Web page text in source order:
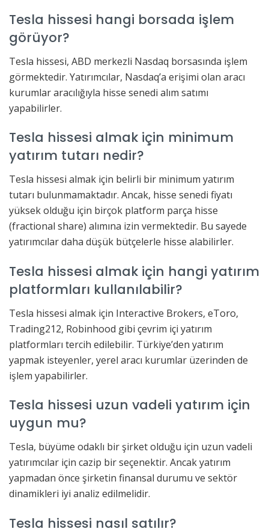
Tesla hissesi hangi borsada işlem
görüyor?
Tesla hissesi, ABD merkezli Nasdaq borsasında işlem
görmektedir. Yatırımcılar, Nasdaq’a erişimi olan aracı
kurumlar aracılığıyla hisse senedi alım satımı
yapabilirler.
Tesla hissesi almak için minimum
yatırım tutarı nedir?
Tesla hissesi almak için belirli bir minimum yatırım
tutarı bulunmamaktadır. Ancak, hisse senedi fiyatı
yüksek olduğu için birçok platform parça hisse
(fractional share) alımına izin vermektedir. Bu sayede
yatırımcılar daha düşük bütçelerle hisse alabilirler.
Tesla hissesi almak için hangi yatırım
platformları kullanılabilir?
Tesla hissesi almak için Interactive Brokers, eToro,
Trading212, Robinhood gibi çevrim içi yatırım
platformları tercih edilebilir. Türkiye’den yatırım
yapmak isteyenler, yerel aracı kurumlar üzerinden de
işlem yapabilirler.
Tesla hissesi uzun vadeli yatırım için
uygun mu?
Tesla, büyüme odaklı bir şirket olduğu için uzun vadeli
yatırımcılar için cazip bir seçenektir. Ancak yatırım
yapmadan önce şirketin finansal durumu ve sektör
dinamikleri iyi analiz edilmelidir.
Tesla hissesi nasıl satılır?